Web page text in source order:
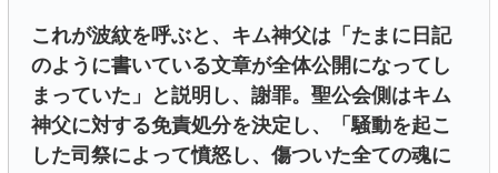
これが波紋を呼ぶと、キム神父は「たまに日記
のように書いている文章が全体公開になってし
まっていた」と説明し、謝罪。聖公会側はキム
神父に対する免責処分を決定し、「騒動を起こ
した司祭によって憤怒し、傷ついた全ての魂に